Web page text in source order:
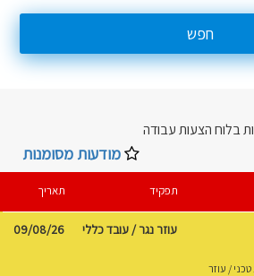
חפש
בלוחהצעות עבודה
מודעות מסומנות
תפקיד תאריך
עוזר נגר / עובד כללי 09/08/26
/ עוזר